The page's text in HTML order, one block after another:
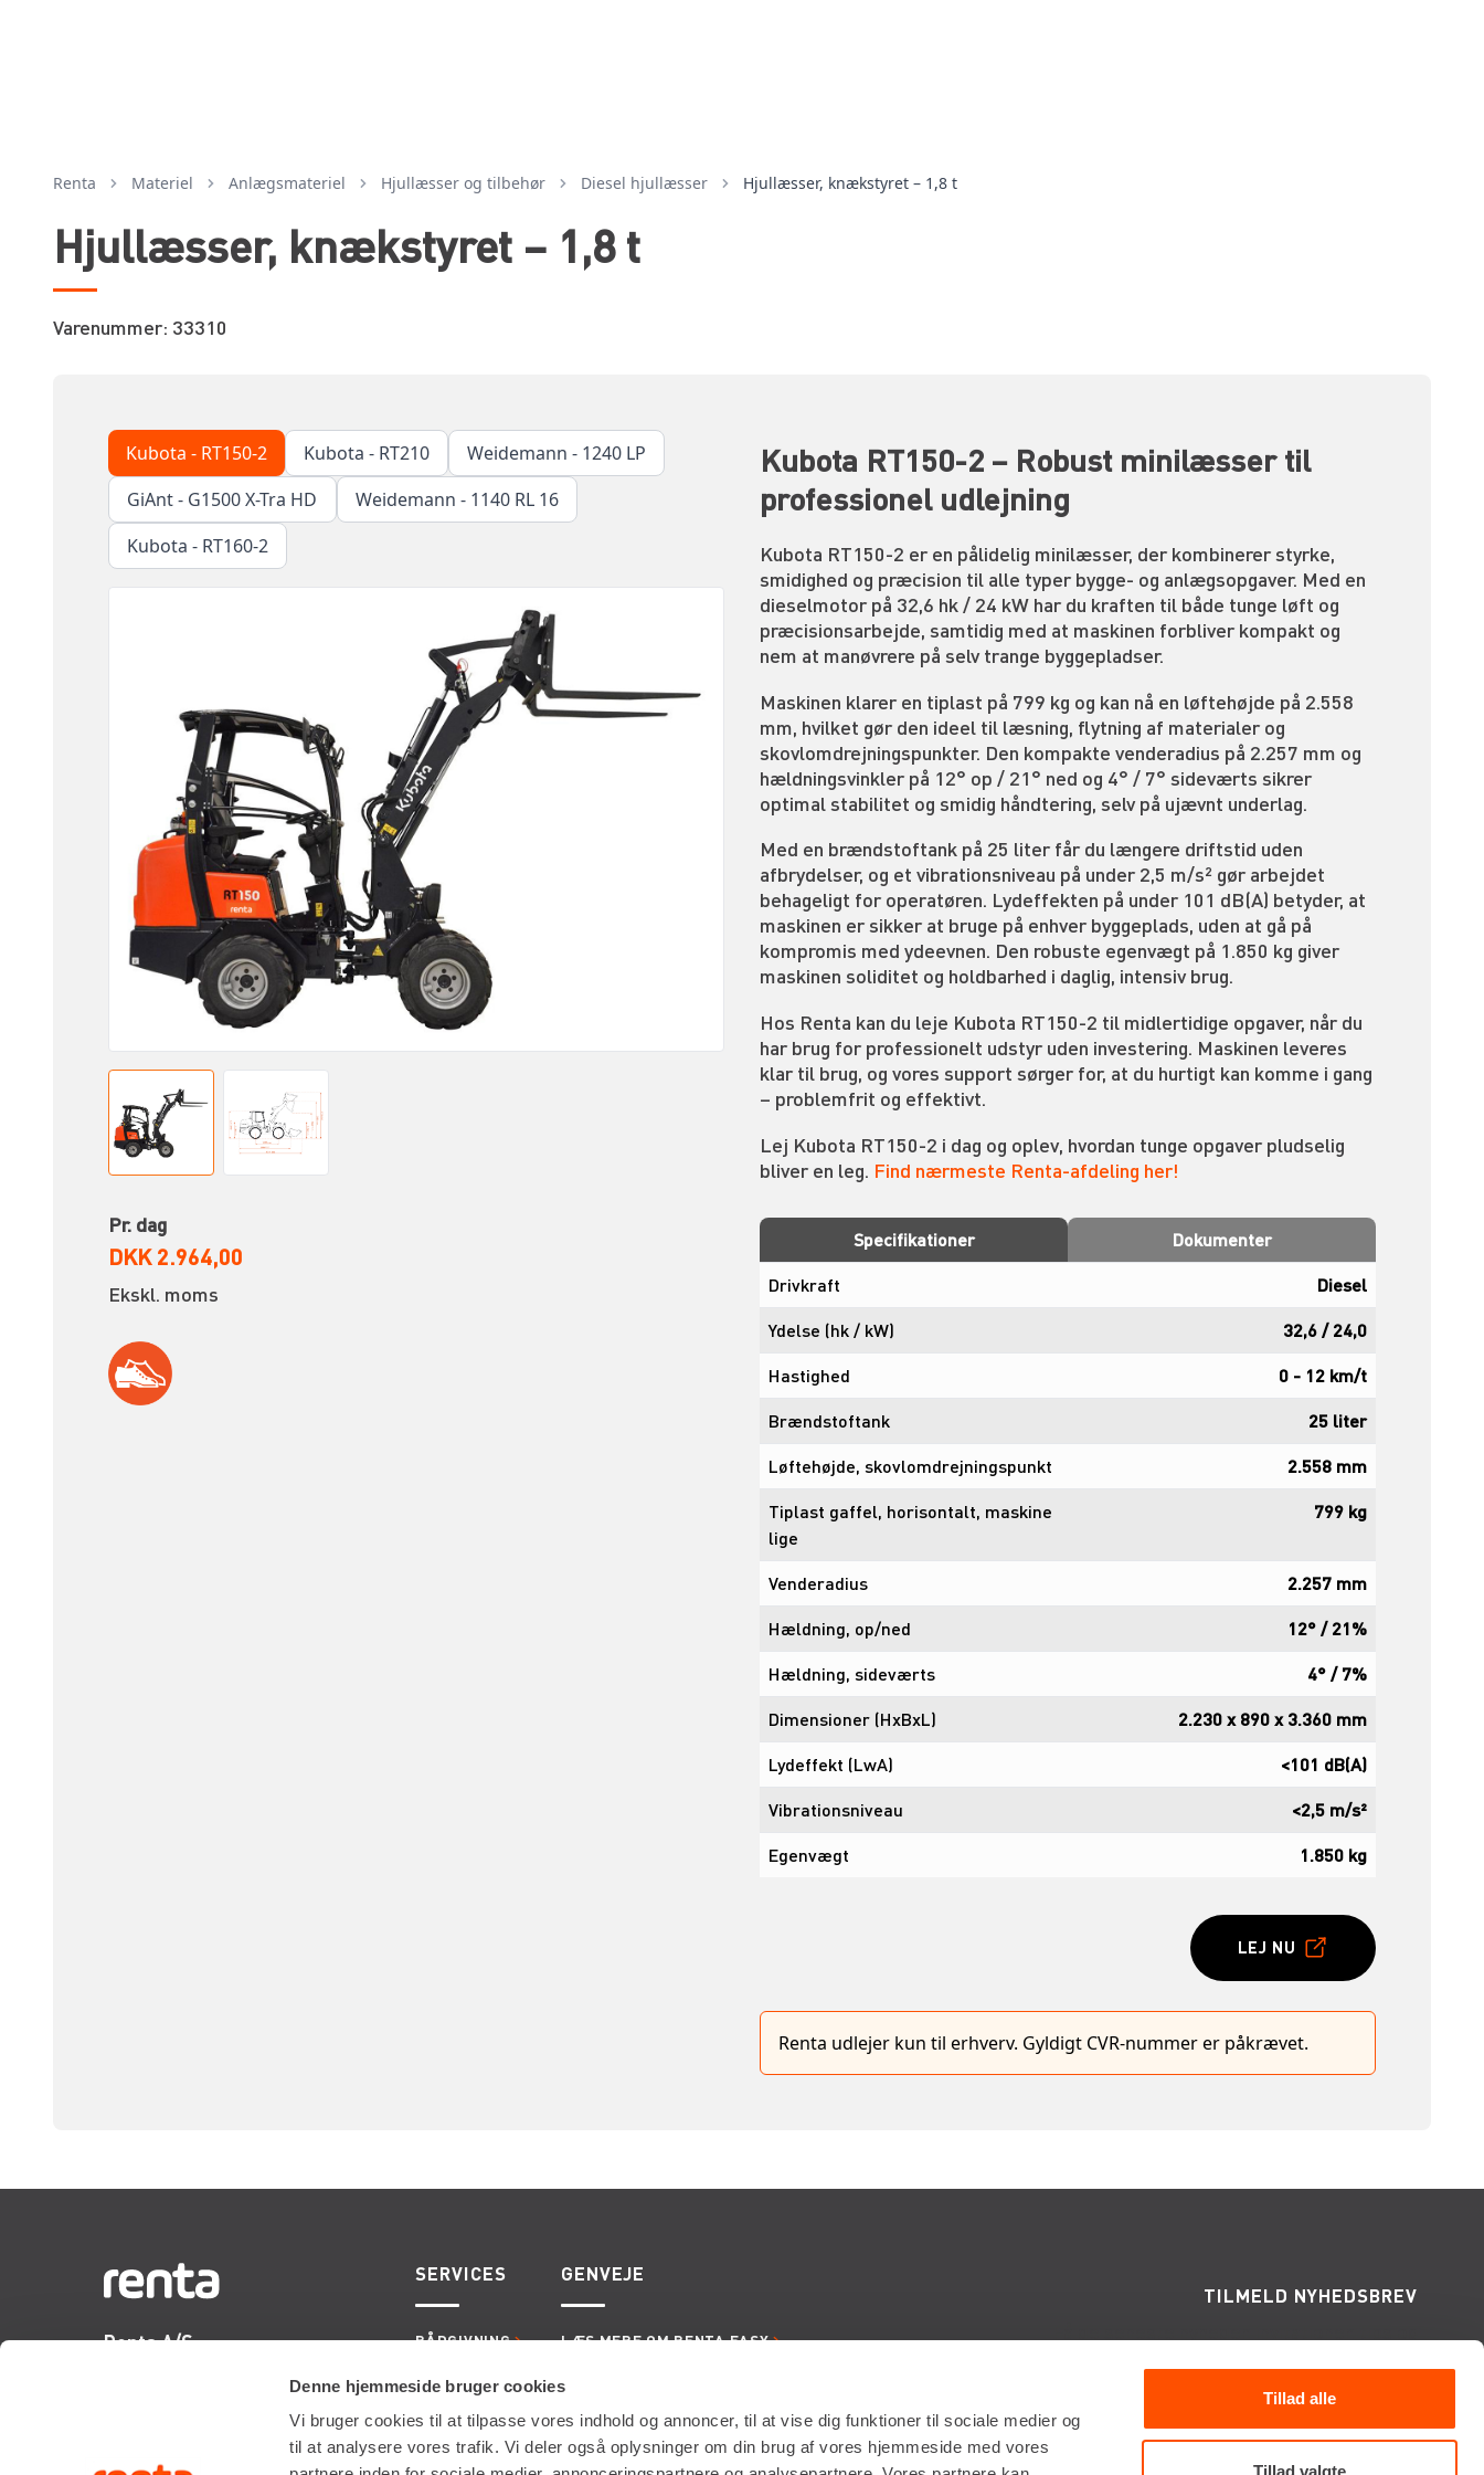
Denne hjemmeside bruger cookies
Vi bruger cookies til at tilpasse vores indhold og annoncer, til at vise dig funktioner til sociale medier og
til at analysere vores trafik. Vi deler også oplysninger om din brug af vores hjemmeside med vores
Tillad alle
Tillad valgte
Renta Materiel anlægsmateriel hjullæsser og tilbehør diesel hjullæsser Hjullæsser, knækstyret – 1,8 t
Hjullæsser, knækstyret – 1,8 t
Varenummer: 33310
Kubota - RT150-2 Kubota - RT210
Weidemann - 1240 LP
GiAnt - G1500 X-Tra HD
Weidemann - 1140 RL 16
Kubota - RT160-2
Pr. dag
DKK 2.964,00
Ekskl. moms
Kubota RT150-2 – Robust minilæsser til
professionel udlejning
Kubota RT150-2 er en pålidelig minilæsser, der kombinerer styrke,
smidighed og præcision til alle typer bygge- og anlægsopgaver. Med en
dieselmotor på 32,6 hk / 24 kW har du kraften til både tunge løft og
præcisionsarbejde, samtidig med at maskinen forbliver kompakt og
nem at manøvrere på selv trange byggepladser.
Maskinen klarer en tiplast på 799 kg og kan nå en løftehøjde på 2.558
mm, hvilket gør den ideel til læsning, flytning af materialer og
skovlomdrejningspunkter. Den kompakte venderadius på 2.257 mm og
hældningsvinkler på 12° op / 21° ned og 4° / 7° sideværts sikrer
optimal stabilitet og smidig håndtering, selv på ujævnt underlag.
Med en brændstoftank på 25 liter får du længere driftstid uden
afbrydelser, og et vibrationsniveau på under 2,5 m/s² gør arbejdet
behageligt for operatøren. Lydeffekten på under 101 dB(A) betyder, at
maskinen er sikker at bruge på enhver byggeplads, uden at gå på
kompromis med ydeevnen. Den robuste egenvægt på 1.850 kg giver
maskinen soliditet og holdbarhed i daglig, intensiv brug.
Hos Renta kan du leje Kubota RT150-2 til midlertidige opgaver, når du
har brug for professionelt udstyr uden investering. Maskinen leveres
klar til brug, og vores support sørger for, at du hurtigt kan komme i gang
– problemfrit og effektivt.
Lej Kubota RT150-2 i dag og oplev, hvordan tunge opgaver pludselig
bliver en leg. Find nærmeste Renta-afdeling her!
Specifikationer
Dokumenter
Drivkraft
Diesel
Ydelse (hk / kW)
32,6 / 24,0
Hastighed
0 - 12 km/t
Brændstoftank
25 liter
Løftehøjde, skovlomdrejningspunkt
2.558 mm
Tiplast gaffel, horisontalt, maskine
lige
799 kg
Venderadius
2.257 mm
Hældning, op/ned
12° / 21%
Hældning, sideværts
4° / 7%
Dimensioner (HxBxL)
2.230 x 890 x 3.360 mm
Lydeffekt (LwA)
<101 dB(A)
Vibrationsniveau
<2,5 m/s²
Egenvægt
1.850 kg
LEJ NU
Renta udlejer kun til erhverv. Gyldigt CVR-nummer er påkrævet.
Renta A/S
E-mail: info@renta.dk
SERVICES
RÅDGIVNING
LIFTOPMÅLING
GENVEJE
LÆS MERE OM RENTA EASY
LEJE- OG LEVERINGSBETINGELSER
TILMELD NYHEDSBREV